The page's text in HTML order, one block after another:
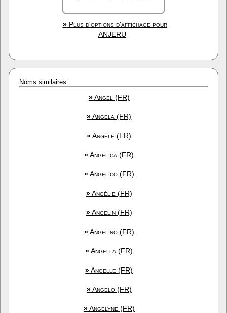
»Plus d'options d'affichage pour
ANJERU
Noms similaires
»Angel (FR)
»Angela (FR)
»Angèle (FR)
»Angelica (FR)
»Angelico (FR)
»Angélie (FR)
»Angelin (FR)
»Angelino (FR)
»Angella (FR)
»Angelle (FR)
»Angelo (FR)
»Angelyne (FR)